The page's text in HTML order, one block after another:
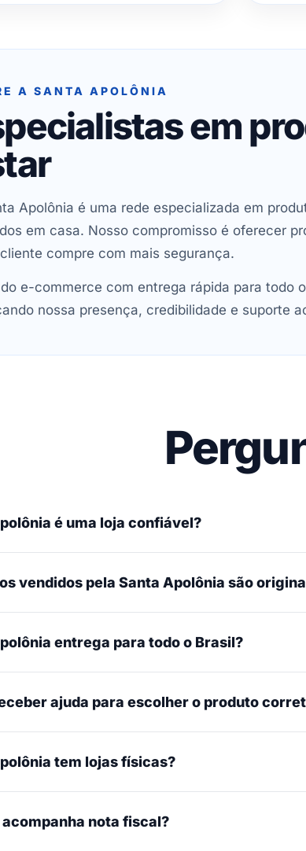
A SANTA APOLÔNIA
em
Apolônia é uma rede especializada em
em casa. Nosso compromisso é oferecer
compre com mais segurança.
e-commerce com entrega rápida para todo
nossa presença, credibilidade e suporte
é uma loja confiável?
vendidos pela Santa Apolônia são
entrega para todo o Brasil?
ajuda para escolher o produto
tem lojas físicas?
nota fiscal?